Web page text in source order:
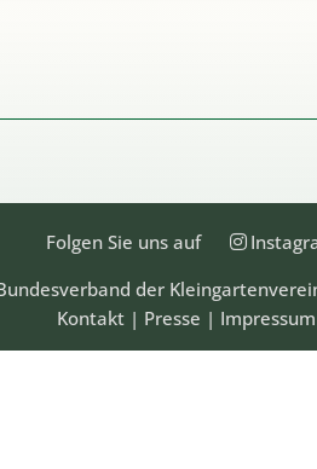
Folgen Sie uns auf
der
Kontakt | Presse | Impressum